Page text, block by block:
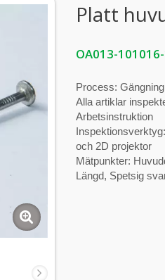
Platt
OA013-101016-
Process:
Alla artiklar
Arbetsinstruktion
och 2D projektor
Mätpunkter:
Längd, Spetsig